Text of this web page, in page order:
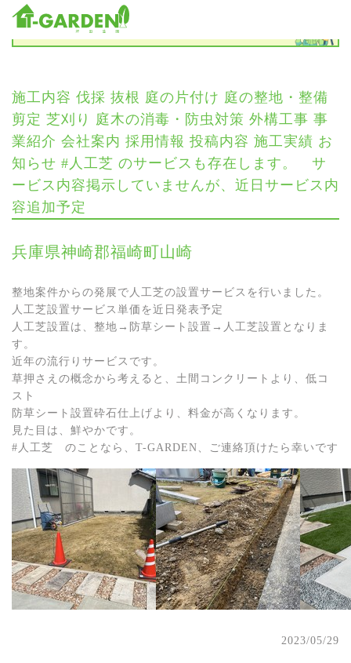
お知らせ
施⼯内容 伐採 抜根 庭の⽚付け 庭の整地・整備
剪定 芝刈り 庭⽊の消毒・防⾍対策 外構⼯事 事
業紹介 会社案内 採用情報 投稿内容 施⼯実績 お
知らせ #人工芝 のサービスも存在します。 サ
ービス内容掲示していませんが、近日サービス内
容追加予定
兵庫県神崎郡福崎町山崎
整地案件からの発展で人工芝の設置サービスを行いました。
人工芝設置サービス単価を近日発表予定
人工芝設置は、整地→防草シート設置→人工芝設置となりま
す。
近年の流行りサービスです。
草押さえの概念から考えると、土間コンクリートより、低コ
スト
防草シート設置砕石仕上げより、料金が高くなります。
見た目は、鮮やかです。
#人工芝 のことなら、T-GARDEN、ご連絡頂けたら幸いです
2023/05/29